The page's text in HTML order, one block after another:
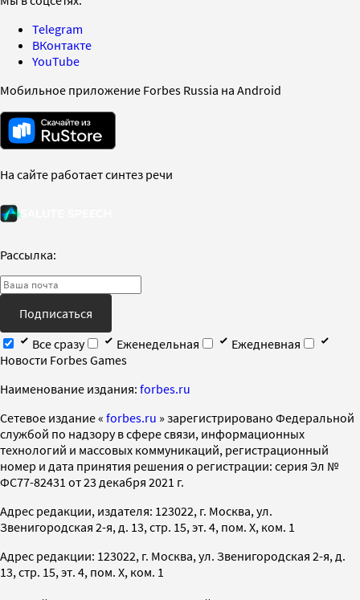
Telegram
ВКонтакте
YouTube
Мобильное приложение Forbes Russia на Android
На сайте работает синтез речи
Рассылка:
Подписаться
Все сразу
Еженедельная
Ежедневная
Новости Forbes Games
Наименование издания: forbes.ru
Cетевое издание « forbes.ru » зарегистрировано Федеральной
службой по надзору в сфере связи, информационных
технологий и массовых коммуникаций, регистрационный
номер и дата принятия решения о регистрации: серия Эл №
ФС77-82431 от 23 декабря 2021 г.
Адрес редакции, издателя: 123022, г. Москва, ул.
Звенигородская 2-я, д. 13, стр. 15, эт. 4, пом. X, ком. 1
Адрес редакции: 123022, г. Москва, ул. Звенигородская 2-я, д.
13, стр. 15, эт. 4, пом. X, ком. 1